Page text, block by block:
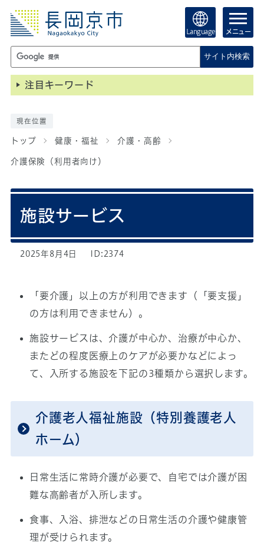
Language メニュー
サイト内検索
注目キーワード
現在位置
トップ 健康・福祉 介護・高齢
介護保険（利用者向け）
施設サービス
2025年8月4日 ID:2374
「要介護」以上の方が利用できます（「要支援」
の方は利用できません）。
施設サービスは、介護が中心か、治療が中心か、
またどの程度医療上のケアが必要かなどによっ
て、入所する施設を下記の3種類から選択します。
介護老人福祉施設（特別養護老人
ホーム）
日常生活に常時介護が必要で、自宅では介護が困
難な高齢者が入所します。
食事、入浴、排泄などの日常生活の介護や健康管
理が受けられます。